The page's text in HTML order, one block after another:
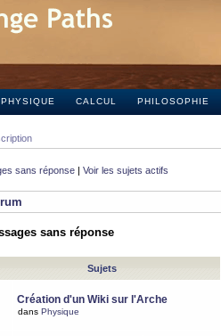
PHYSIQUE CALCUL PHILOSOPHIE
sans réponse | Voir les sujets actifs
sans réponse
Sujets
Création d'un Wiki sur l'Arche
dans Physique